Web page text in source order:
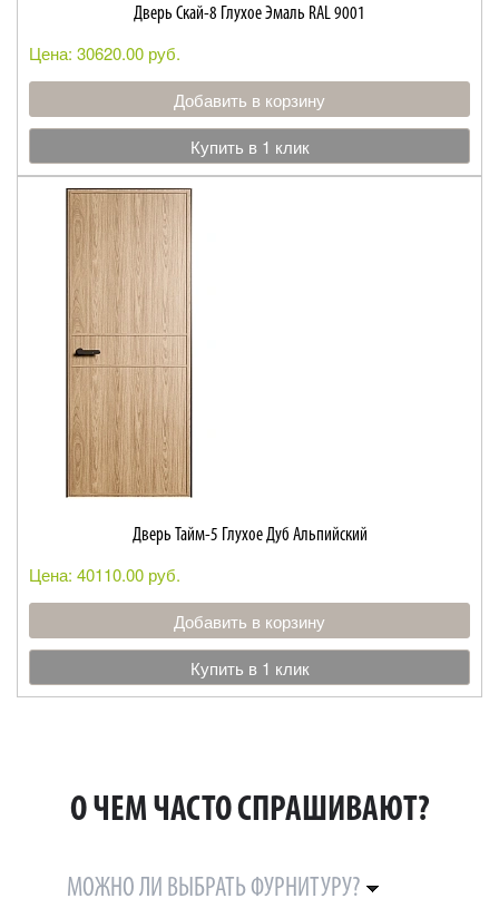
Дверь Скай-8 Глухое Эмаль RAL 9001
Цена: 30620.00 руб.
Добавить в корзину
Купить в 1 клик
Дверь Тайм-5 Глухое Дуб Альпийский
Цена: 40110.00 руб.
Добавить в корзину
Купить в 1 клик
О ЧЕМ ЧАСТО СПРАШИВАЮТ?
МОЖНО ЛИ ВЫБРАТЬ ФУРНИТУРУ?